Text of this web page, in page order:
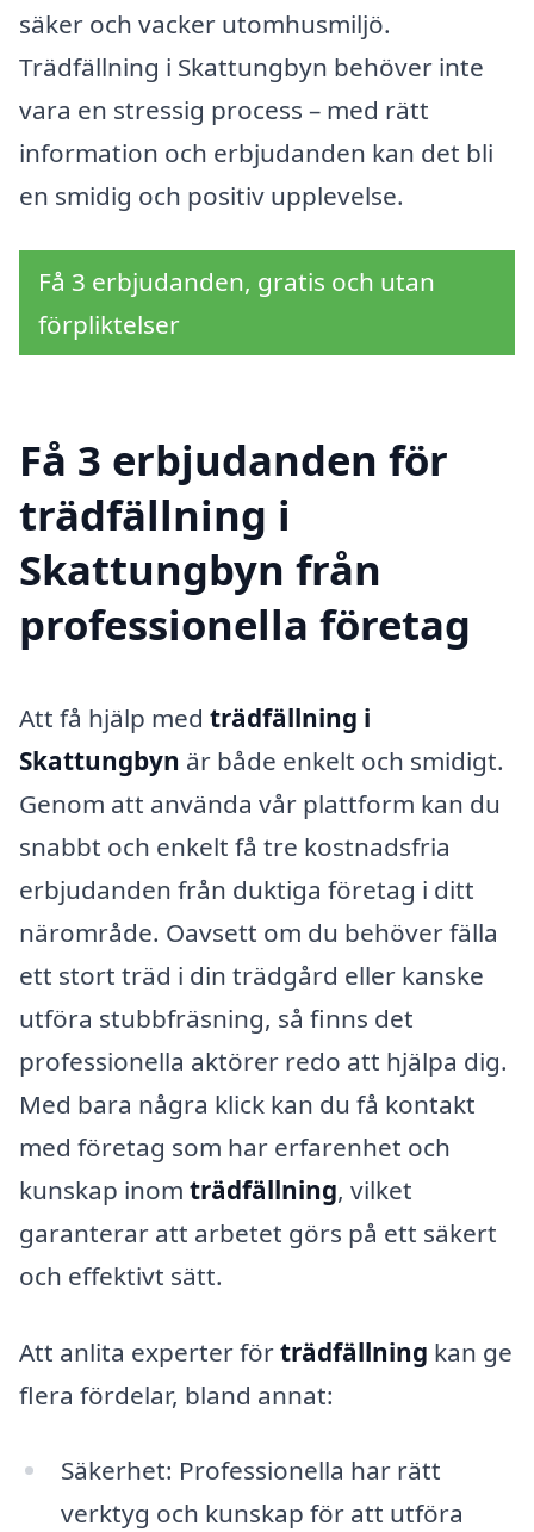
säker och vacker utomhusmiljö.
Trädfällning i Skattungbyn behöver inte
vara en stressig process – med rätt
information och erbjudanden kan det bli
en smidig och positiv upplevelse.
Få 3 erbjudanden, gratis och utan
förpliktelser
Få 3 erbjudanden för
trädfällning i
Skattungbyn från
professionella företag
Att få hjälp med trädfällning i
Skattungbyn är både enkelt och smidigt.
Genom att använda vår plattform kan du
snabbt och enkelt få tre kostnadsfria
erbjudanden från duktiga företag i ditt
närområde. Oavsett om du behöver fälla
ett stort träd i din trädgård eller kanske
utföra stubbfräsning, så finns det
professionella aktörer redo att hjälpa dig.
Med bara några klick kan du få kontakt
med företag som har erfarenhet och
kunskap inom trädfällning, vilket
garanterar att arbetet görs på ett säkert
och effektivt sätt.
Att anlita experter förträdfällning kan ge
flera fördelar, bland annat:
Säkerhet: Professionella har rätt
verktyg och kunskap för att utföra